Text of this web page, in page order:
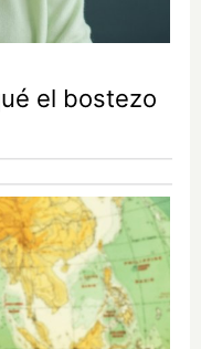
el bostezo